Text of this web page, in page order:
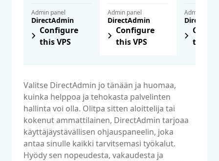
Admin panel
DirectAdmin
Configure
this VPS
Admin panel
DirectAdmin
Configure
this VPS
Admin panel
this
Valitse DirectAdmin jo tänään ja huomaa,
kuinka helppoa ja tehokasta palvelinten
hallinta voi olla. Olitpa sitten aloittelija tai
kokenut ammattilainen, DirectAdmin tarjoaa
käyttäjäystävällisen ohjauspaneelin, joka
antaa sinulle kaikki tarvitsemasi työkalut.
Hyödy sen nopeudesta, vakaudesta ja